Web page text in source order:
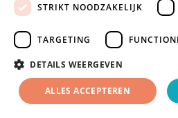
© 2026
Maatwerk
websitedoor
webmix
STRIKT NOODZAKELIJK
TARGETING
DETAILS WEERGEVEN
ALLES ACCEPTEREN